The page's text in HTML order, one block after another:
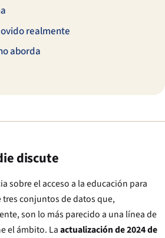
realmente
aborda
discute
sobre el acceso a la educación para
conjuntos de datos que,
son lo más parecido a una línea de
el ámbito. Laactualización de 2024 de